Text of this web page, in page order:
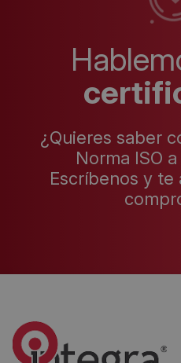
¿Quieres saber
Norma ISO
Escríbenos y te